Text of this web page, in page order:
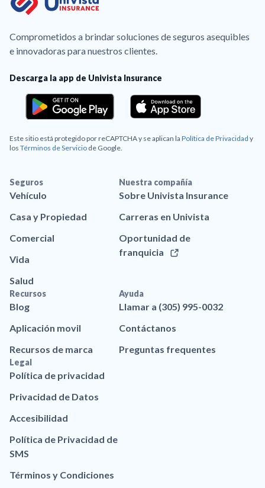
Comprometidos a brindar soluciones de seguros asequibles
e innovadoras para nuestros clientes.
Descarga la app de Univista Insurance
Este sitio está protegido por reCAPTCHA y se aplican la Política de Privacidad y
los Términos de Servicio de Google.
Seguros
Vehículo
Casa y Propiedad
Comercial
Vida
Salud
Nuestra compañía
Sobre Univista Insurance
Carreras en Univista
Oportunidad de
franquicia
Recursos
Blog
Aplicación movil
Recursos de marca
Ayuda
Llamar a (305) 995-0032
Contáctanos
Preguntas frequentes
Legal
Política de privacidad
Privacidad de Datos
Accesibilidad
Política de Privacidad de
SMS
Términos y Condiciones